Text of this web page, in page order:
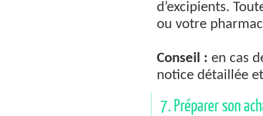
d’excipients.
ou votre
Conseil : en cas
notice détaillée
7. Préparer son